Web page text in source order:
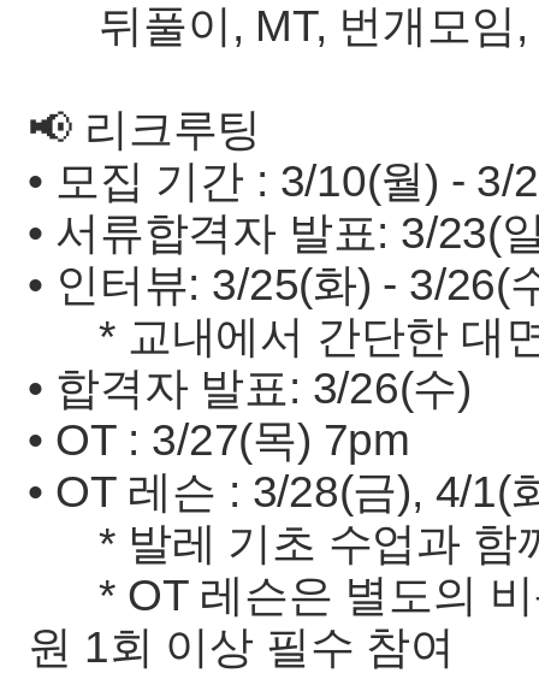
뒤풀이, MT, 번개모임,
📢 리크루팅
• 모집 기간 : 3/10(월) - 3/
• 서류합격자 발표: 3/23(
• 인터뷰: 3/25(화) - 3/26(
* 교내에서 간단한 대
• 합격자 발표: 3/26(수)
• OT : 3/27(목) 7pm
• OT 레슨 : 3/28(금), 4/1(
* 발레 기초 수업과 함
* OT 레슨은 별도의 비
원 1회 이상 필수 참여